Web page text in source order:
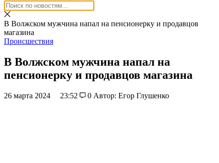
В Волжском мужчина напал на пенсионерку и продавцов
магазина
Происшествия
В Волжском мужчина напал на
пенсионерку и продавцов магазина
26 марта 2024 23:52 0 Автор: Егор Глушенко